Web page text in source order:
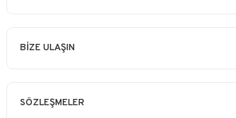
BİZE ULAŞIN
SÖZLEŞMELER